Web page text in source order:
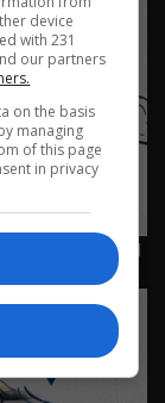
ابو دشير بغداد - الحلقة ٨٩ |
device
with 231
our partners
on the basis
managing
of this page
in privacy